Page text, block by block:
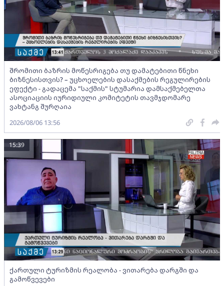
შრომითი ბაზრის მოწესრიგება თუ დამატებითი წნეხი
ბიზნესისთვის? – უცხოელების დასაქმების რეგულირების
ეფექტი - გადაცემა "საქმის" სტუმარია დამსაქმებელთა
ასოციაციის იურიდიული კომიტეტის თავმჯდომარე
ვახტანგ შურღაია
2026/08/06 13:56
ქართული ტურიზმის რეალობა - ვითარება დარგში და
გამოწვევები
15:39